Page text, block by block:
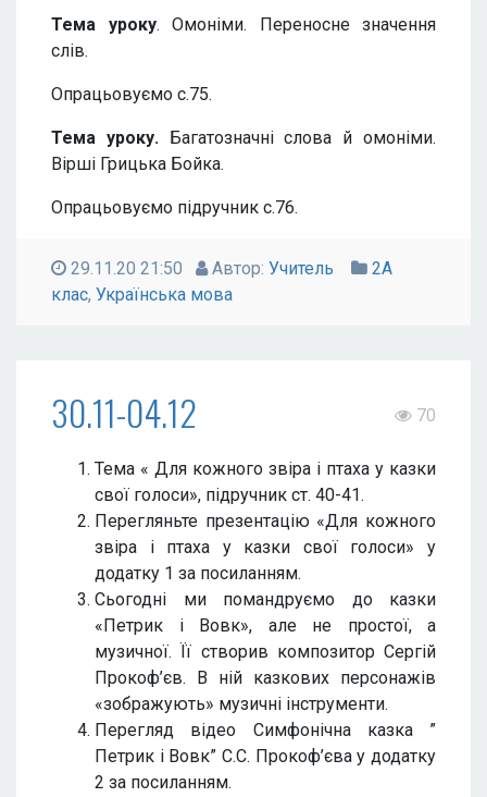
Тема уроку. Омоніми. Переносне значення
слів.
Опрацьовуємо с.75.
Тема уроку.Багатозначні слова й омоніми.
Вірші Грицька Бойка.
Опрацьовуємо підручник с.76.
29.11.20 21:50 Автор: Учитель
2А
клас, Українська мова
30.11-04.12 70
Тема « Для кожного звіра і птаха у казки
свої голоси», підручник ст. 40-41.
Перегляньте презентацію «Для кожного
звіра і птаха у казки свої голоси» у
додатку 1 за посиланням.
Сьогодні ми помандруємо до казки
«Петрик і Вовк», але не простої, а
музичної. Її створив композитор Сергій
Прокоф’єв. В ній казкових персонажів
«зображують» музичні інструменти.
Перегляд відео Симфонічна казка ”
Петрик і Вовк” С.С. Прокоф’єва у додатку
2 за посиланням.